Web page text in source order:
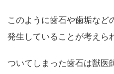
このように歯石や歯垢など
発生していることが考えら
ついてしまった歯石は獣医